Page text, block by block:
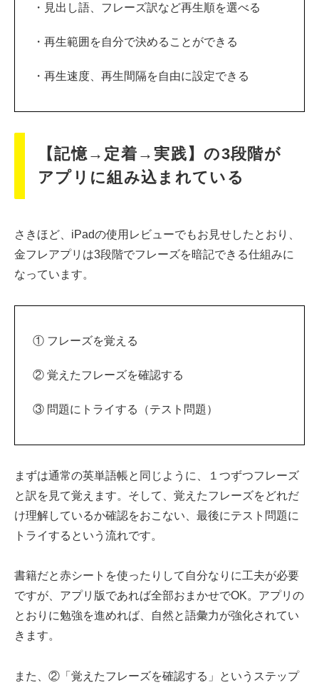
・見出し語、フレーズ訳など再生順を選べる
・再生範囲を自分で決めることができる
・再生速度、再生間隔を自由に設定できる
【記憶→定着→実践】の3段階が
アプリに組み込まれている
さきほど、iPadの使用レビューでもお見せしたとおり、
金フレアプリは3段階でフレーズを暗記できる仕組みに
なっています。
① フレーズを覚える
② 覚えたフレーズを確認する
③ 問題にトライする（テスト問題）
まずは通常の英単語帳と同じように、１つずつフレーズ
と訳を見て覚えます。そして、覚えたフレーズをどれだ
け理解しているか確認をおこない、最後にテスト問題に
トライするという流れです。
書籍だと赤シートを使ったりして自分なりに工夫が必要
ですが、アプリ版であれば全部おまかせでOK。アプリの
とおりに勉強を進めれば、自然と語彙力が強化されてい
きます。
また、②「覚えたフレーズを確認する」というステップ